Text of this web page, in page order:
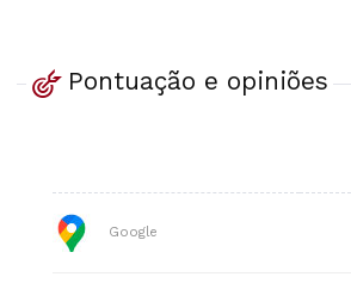
Pontuação e opiniões
Google